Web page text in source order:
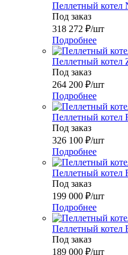
Пеллетный котел
Под заказ
318 272 ₽/шт
Подробнее
Пеллетный котел
Под заказ
264 200 ₽/шт
Подробнее
Пеллетный котел
Под заказ
326 100 ₽/шт
Подробнее
Пеллетный котел
Под заказ
199 000 ₽/шт
Подробнее
Пеллетный котел
Под заказ
189 000 ₽/шт